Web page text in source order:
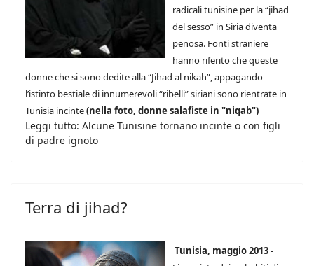
radicali tunisine per la “jihad
del sesso” in Siria diventa
penosa. Fonti straniere
hanno riferito che queste
donne che si sono dedite alla “Jihad al nikah”, appagando
l’istinto bestiale di innumerevoli “ribelli” siriani sono rientrate in
Tunisia incinte(nella foto, donne salafiste in "niqab")
Leggi tutto: Alcune Tunisine tornano incinte o con figli
di padre ignoto
Terra di jihad?
Tunisia, maggio 2013 -